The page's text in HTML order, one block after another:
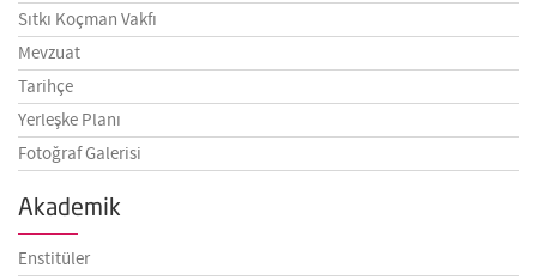
Sıtkı Koçman Vakfı
Mevzuat
Tarihçe
Yerleşke Planı
Fotoğraf Galerisi
Akademik
Enstitüler